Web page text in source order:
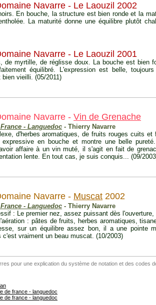
Navarre - Le Laouzil 2002
En bouche, la structure est bien ronde et la
La maturité donne une équilibre plutôt
Navarre - Le Laouzil 2001
de myrtille, de réglisse doux. La bouche est bien
équilibré. L'expression est belle,
bien vieilli. (05/2011)
Navarre - Vin de Grenache
- Languedoc - Thierry Navarre
d'herbes aromatiques, de fruits rouges cuits
expressive en bouche et montre une belle
affaire à un vin muté, il s'agit en fait de
lente. En tout cas, je suis conquis... (09/
Navarre - Muscat 2002
- Languedoc - Thierry Navarre
: Le premier nez, assez puissant dès
: pâtes de fruits, herbes aromatiques,
sur un équilibre assez bon, il a une pointe
c'est vraiment un beau muscat. (10/2003)
pour une explication du système de notation et des codes
de france - languedoc
de france - languedoc